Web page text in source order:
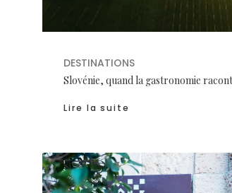
DESTINATIONS
Slovénie, quand la gastronomie
Lire la suite